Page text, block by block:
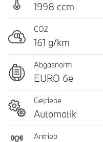
1998 ccm
CO2
161 g/km
Abgasnorm
EURO 6e
Getriebe
Automatik
Antrieb